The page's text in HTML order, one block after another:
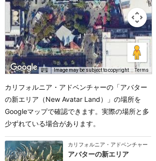
Image may be subject to copyright Terms
カリフォルニア・アドベンチャーの「アバター
の新エリア（New Avatar Land）」の場所を
Googleマップで確認できます。実際の場所と多
少ずれている場合があります。
カリフォルニア・アドベンチャー
アバターの新エリア